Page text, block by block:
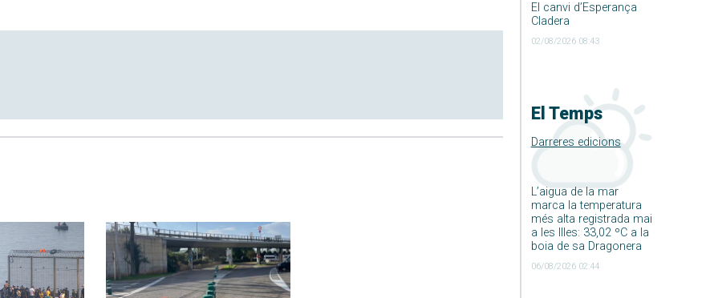
El canvi d’Esperança
Cladera
02/08/2026 08:43
El Temps
Darreres edicions
L’aigua de la mar
marca la temperatura
més alta registrada mai
a les Illes: 33,02 ºC a la
boia de sa Dragonera
06/08/2026 02:44